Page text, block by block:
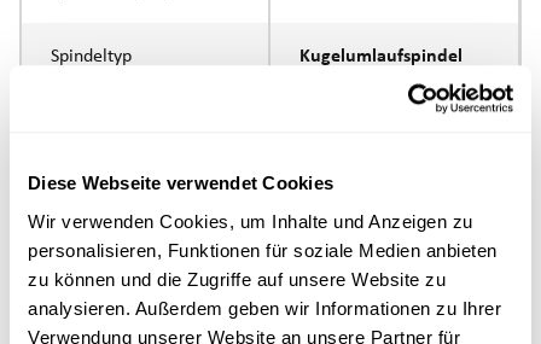
Diese Webseite verwendet Cookies
Wir verwenden Cookies, um Inhalte und Anzeigen zu
personalisieren, Funktionen für soziale Medien anbieten
zu können und die Zugriffe auf unsere Website zu
analysieren. Außerdem geben wir Informationen zu Ihrer
Verwendung unserer Website an unsere Partner für
Spindeltyp Kugelumlaufspindel
Ausführung
max. Drehzahl